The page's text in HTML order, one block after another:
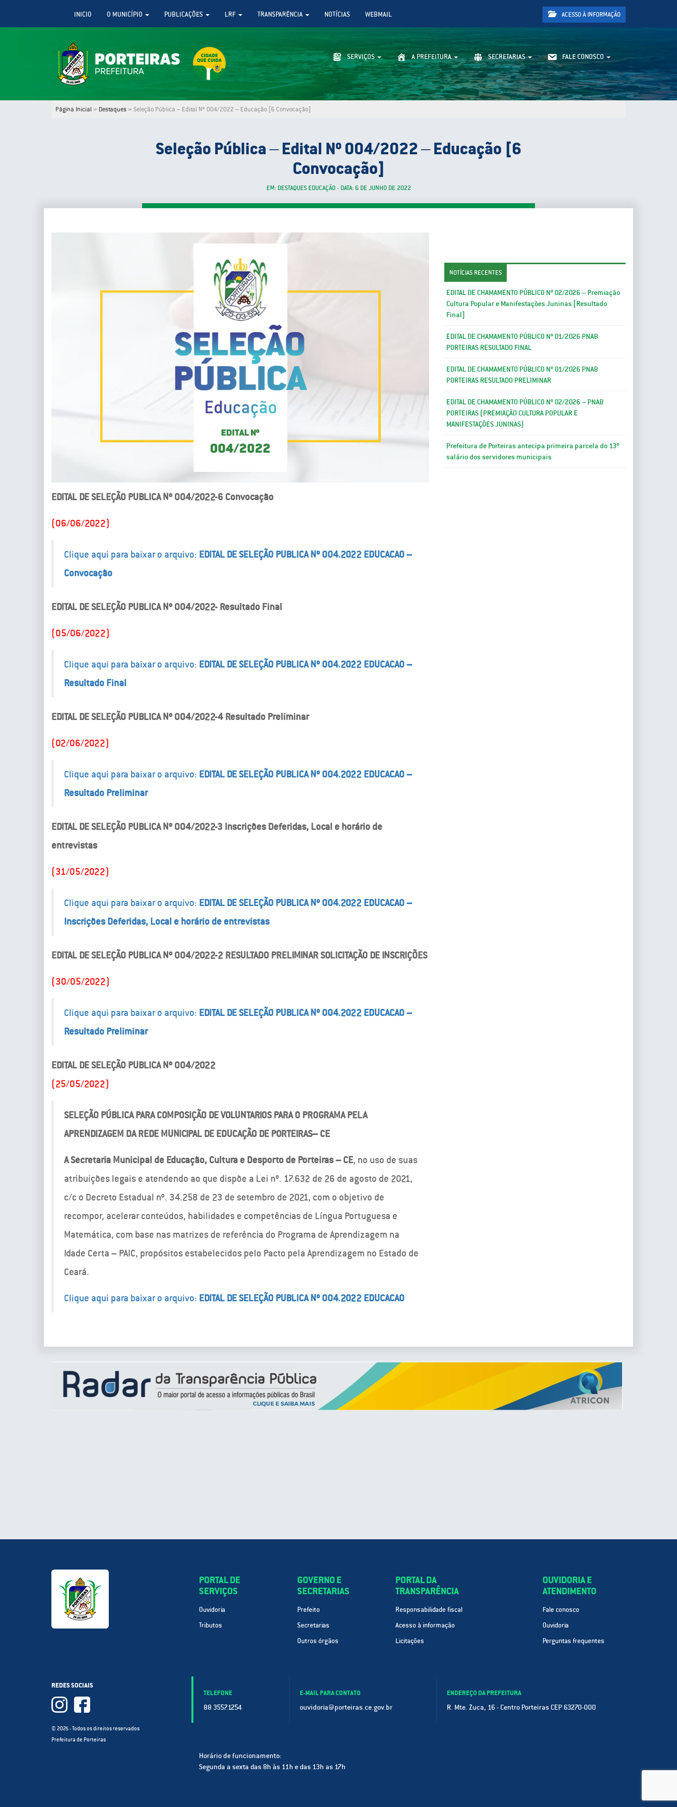
INICIO O MUNICÍPIO PUBLICAÇÕES LRF TRANSPARÊNCIA NOTÍCIAS WEBMAIL ACESSO À INFORMAÇÃO
SERVIÇOS A PREFEITURA SECRETARIAS FALE CONOSCO
Página Inicial » Destaques » Seleção Pública – Edital Nº 004/2022 – Educação [6 Convocação]
Seleção Pública – Edital Nº 004/2022 – Educação [6
Convocação]
EM: DESTAQUES EDUCAÇÃO - DATA: 6 DE JUNHO DE 2022
EDITAL DE SELEÇÃO PUBLICA Nº 004/2022-6 Convocação
(06/06/2022)
Clique aqui para baixar o arquivo: EDITAL DE SELEÇÃO PUBLICA Nº 004.2022 EDUCACAO –
Convocação
EDITAL DE SELEÇÃO PUBLICA Nº 004/2022- Resultado Final
(05/06/2022)
Clique aqui para baixar o arquivo: EDITAL DE SELEÇÃO PUBLICA Nº 004.2022 EDUCACAO –
Resultado Final
EDITAL DE SELEÇÃO PUBLICA Nº 004/2022-4 Resultado Preliminar
(02/06/2022)
Clique aqui para baixar o arquivo: EDITAL DE SELEÇÃO PUBLICA Nº 004.2022 EDUCACAO –
Resultado Preliminar
EDITAL DE SELEÇÃO PUBLICA Nº 004/2022-3 Inscrições Deferidas, Local e horário de
entrevistas
(31/05/2022)
Clique aqui para baixar o arquivo: EDITAL DE SELEÇÃO PUBLICA Nº 004.2022 EDUCACAO –
Inscrições Deferidas, Local e horário de entrevistas
EDITAL DE SELEÇÃO PUBLICA Nº 004/2022-2 RESULTADO PRELIMINAR SOLICITAÇÃO DE INSCRIÇÕES
(30/05/2022)
Clique aqui para baixar o arquivo: EDITAL DE SELEÇÃO PUBLICA Nº 004.2022 EDUCACAO –
Resultado Preliminar
EDITAL DE SELEÇÃO PUBLICA Nº 004/2022
(25/05/2022)
SELEÇÃO PÚBLICA PARA COMPOSIÇÃO DE VOLUNTARIOS PARA O PROGRAMA PELA
APRENDIZAGEM DA REDE MUNICIPAL DE EDUCAÇÃO DE PORTEIRAS– CE
A Secretaria Municipal de Educação, Cultura e Desporto de Porteiras – CE, no uso de suas
atribuições legais e atendendo ao que dispõe a Lei nº. 17.632 de 26 de agosto de 2021,
c/c o Decreto Estadual nº. 34.258 de 23 de setembro de 2021, com o objetivo de
recompor, acelerar conteúdos, habilidades e competências de Língua Portuguesa e
Matemática, com base nas matrizes de referência do Programa de Aprendizagem na
Idade Certa – PAIC, propósitos estabelecidos pelo Pacto pela Aprendizagem no Estado de
Ceará.
Clique aqui para baixar o arquivo: EDITAL DE SELEÇÃO PUBLICA Nº 004.2022 EDUCACAO
NOTÍCIAS RECENTES
EDITAL DE CHAMAMENTO PÚBLICO Nº 02/2026 – Premiação
Cultura Popular e Manifestações Juninas [Resultado
Final]
EDITAL DE CHAMAMENTO PÚBLICO Nº 01/2026 PNAB
PORTEIRAS RESULTADO FINAL
EDITAL DE CHAMAMENTO PÚBLICO Nº 01/2026 PNAB
PORTEIRAS RESULTADO PRELIMINAR
EDITAL DE CHAMAMENTO PÚBLICO Nº 02/2026 – PNAB
PORTEIRAS (PREMIAÇÃO CULTURA POPULAR E
MANIFESTAÇÕES JUNINAS)
Prefeitura de Porteiras antecipa primeira parcela do 13º
salário dos servidores municipais
PORTAL DE
SERVIÇOS
Ouvidoria
Tributos
GOVERNO E
SECRETARIAS
Prefeito
Secretarias
Outros órgãos
PORTAL DA
TRANSPARÊNCIA
Responsabilidade fiscal
Acesso à informação
Licitações
OUVIDORIA E
ATENDIMENTO
Fale conosco
Ouvidoria
Perguntas frequentes
REDES SOCIAIS
© 2025 - Todos os direitos reservados
Prefeitura de Porteiras
TELEFONE
88 3557.1254
E-MAIL PARA CONTATO
ouvidoria@porteiras.ce.gov.br
ENDEREÇO DA PREFEITURA
R. Mte. Zuca, 16 - Centro Porteiras CEP 63270-000
Horário de funcionamento:
Segunda a sexta das 8h às 11h e das 13h as 17h